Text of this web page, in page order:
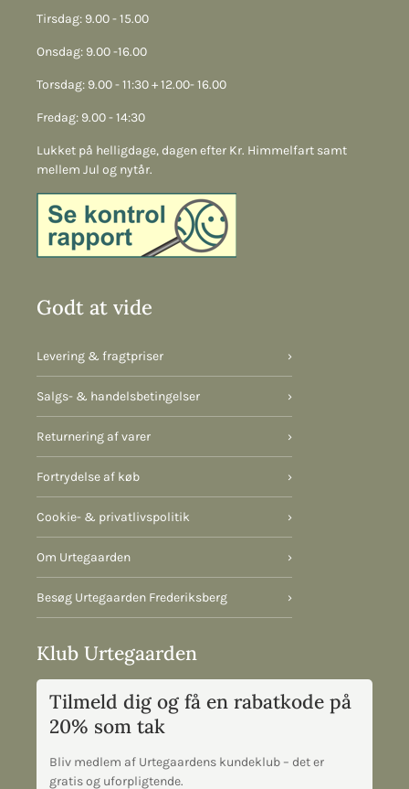
Tirsdag: 9.00 - 15.00
Onsdag: 9.00 -16.00
Torsdag: 9.00 - 11:30 + 12.00- 16.00
Fredag: 9.00 - 14:30
Lukket på helligdage, dagen efter Kr. Himmelfart samt
mellem Jul og nytår.
Godt at vide
Levering & fragtpriser ›
Salgs- & handelsbetingelser ›
Returnering af varer ›
Fortrydelse af køb ›
Cookie- & privatlivspolitik ›
Om Urtegaarden ›
Besøg Urtegaarden Frederiksberg ›
Klub Urtegaarden
Tilmeld dig og få en rabatkode på
20% som tak
Bliv medlem af Urtegaardens kundeklub – det er
gratis og uforpligtende.